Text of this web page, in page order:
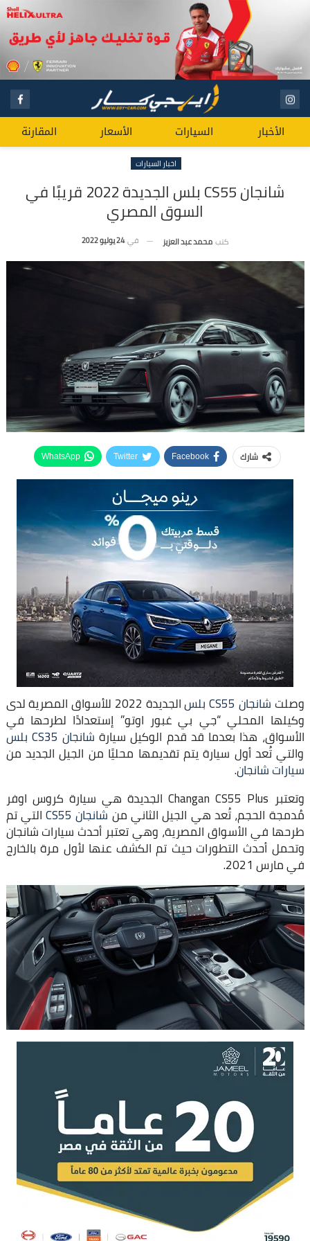
الأخبار السيارات الأسعار المقارنة
اخبار السيارات
شانجان CS55 بلس الجديدة 2022 قريبًا في
السوق المصري
كتب محمد عبد العزيز في 24 يوليو 2022
شارك Facebook
Twitter
WhatsApp
وصلت شانجان CS55 بلس الجديدة 2022 للأسواق المصرية لدى
وكيلها المحلي “جي بي غبور اوتو” إستعدادًا لطرحها في
الأسواق، هذا بعدما قد قدم الوكيل سيارة شانجان CS35 بلس
والتي تُعد أول سيارة يتم تقديمها محليًا من الجيل الجديد من
سيارات شانجان.
وتعتبر Changan CS55 Plus الجديدة هي سيارة كروس اوفر
مُدمجة الحجم، تُعد هي الجيل الثاني منشانجان CS55 التي تم
طرحها في الأسواق المصرية، وهي تعتبر أحدث سيارات شانجان
وتحمل أحدث التطورات حيث تم الكشف عنها لأول مرة بالخارج
في مارس 2021.